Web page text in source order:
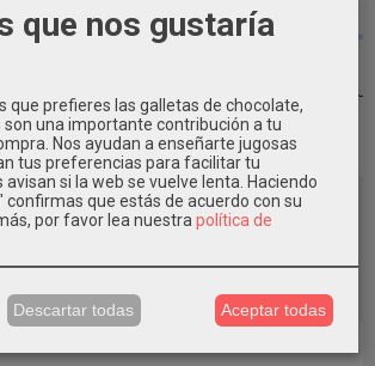
HIMINN TÄNTA
~
69,00 €
49,70 €
BORDADOS ~
55,00 €
que nos gustaría
que prefieres las galletas de chocolate,
una importante contribución a tu
Nos ayudan a enseñarte jugosas
tus preferencias para facilitar tu
avisan si la web se vuelve lenta. Haciendo
confirmas que estás de acuerdo con su
por favor lea nuestra política de
Descartar todas Aceptar todas